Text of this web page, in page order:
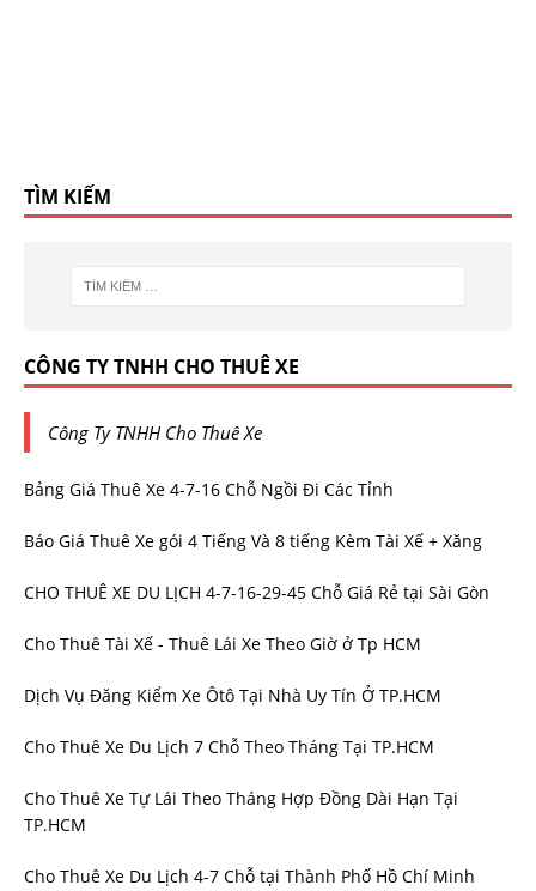
TÌM KIẾM
CÔNG TY TNHH CHO THUÊ XE
Công Ty TNHH Cho Thuê Xe
Bảng Giá Thuê Xe 4-7-16 Chỗ Ngồi Đi Các Tỉnh
Báo Giá Thuê Xe gói 4 Tiếng Và 8 tiếng Kèm Tài Xế + Xăng
CHO THUÊ XE DU LỊCH 4-7-16-29-45 Chỗ Giá Rẻ tại Sài Gòn
Cho Thuê Tài Xế - Thuê Lái Xe Theo Giờ ở Tp HCM
Dịch Vụ Đăng Kiểm Xe Ôtô Tại Nhà Uy Tín Ở TP.HCM
Cho Thuê Xe Du Lịch 7 Chỗ Theo Tháng Tại TP.HCM
Cho Thuê Xe Tự Lái Theo Tháng Hợp Đồng Dài Hạn Tại
TP.HCM
Cho Thuê Xe Du Lịch 4-7 Chỗ tại Thành Phố Hồ Chí Minh